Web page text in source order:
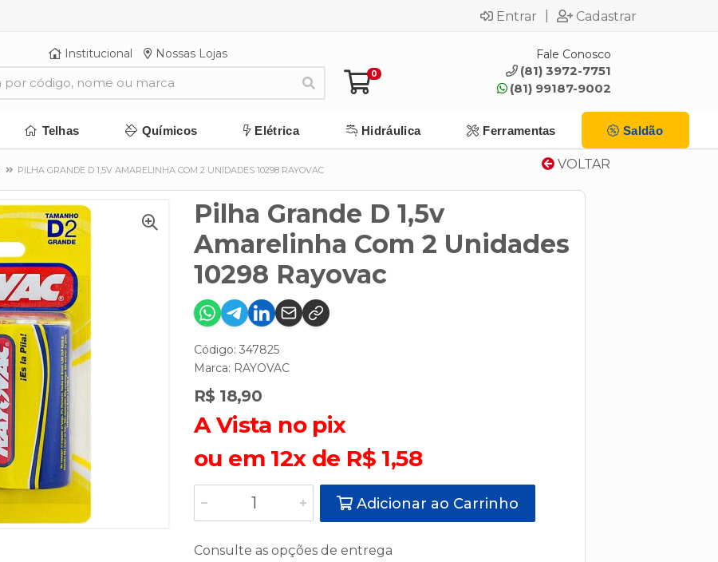
Entrar Cadastrar
Institucional Nossas Lojas
0
Fale Conosco
(81) 3972-7751
(81) 99187-9002
Telhas Químicos Elétrica Hidráulica Ferramentas Saldão
VOLTAR
PILHA GRANDE D 1,5V AMARELINHA COM 2 UNIDADES 10298 RAYOVAC
Pilha Grande D 1,5v
Amarelinha Com 2 Unidades
10298 Rayovac
Código: 347825
Marca: RAYOVAC
R$ 18,90
A Vista no pix
ou em 12x de R$ 1,58
Adicionar ao Carrinho
Consulte as opções de entrega